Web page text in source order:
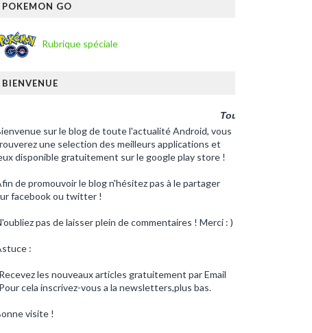
POKEMON GO
Rubrique spéciale
BIENVENUE
Toute l'actualité
sur le blog de toute l'actualité Android, vous
une selection des meilleurs applications et
disponible gratuitement sur le google play store !
de promouvoir le blog n'hésitez pas à le partager
facebook ou twitter !
pas de laisser plein de commentaires ! Merci : )
:
les nouveaux articles gratuitement par Email
cela inscrivez-vous a la newsletters,plus bas.
visite !